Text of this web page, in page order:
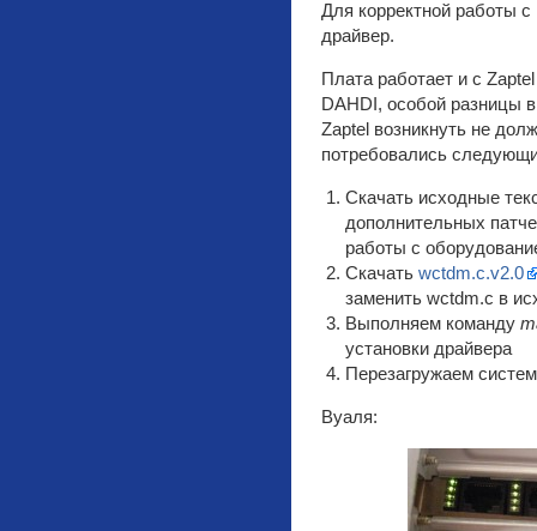
Для корректной работы
драйвер.
Плата работает и с
DAHDI, особой разницы
Zaptel возникнуть не
потребовались
Скачать исходные
дополнительных
работы с
Скачать wctdm.c.v2.0
заменить wctdm.c в
Выполняем команду
установки драйвера
Перезагружаем
Вуаля: